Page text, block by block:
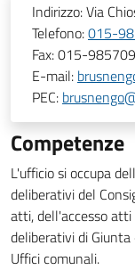
Indirizzo:Via
Telefono:015-
Fax:015-985709
E-mail:
PEC:
Competenze
L'ufficio si occupa
deliberativi del
atti, dell'accesso
deliberativi di
Uffici comunali.